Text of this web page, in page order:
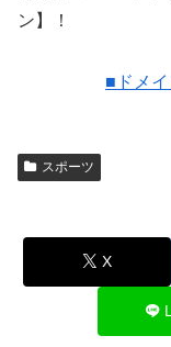
ン】！
■ドメ
スポーツ
X